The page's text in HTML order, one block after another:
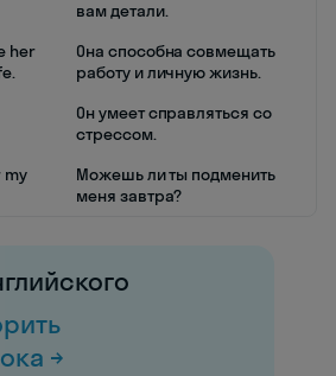
вам детали.
her
Она способна совмещать
работу и личную жизнь.
Он умеет справляться со
стрессом.
my
Можешь ли ты подменить
меня завтра?
→